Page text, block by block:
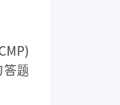
题